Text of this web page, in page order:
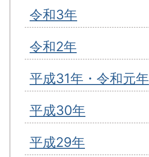
令和3年
令和2年
平成31年・令和元年
平成30年
平成29年